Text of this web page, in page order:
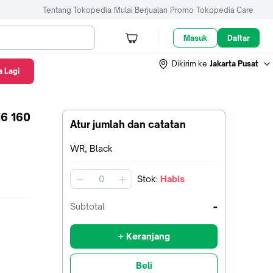
Tentang Tokopedia Mulai Berjualan Promo Tokopedia Care
Masuk Daftar
Dikirim ke Jakarta Pusat
Atur jumlah dan catatan
Terpilih:
WR, Black
jumlah Stok: Habis
Subtotal -
+ Keranjang
Beli
Lagi